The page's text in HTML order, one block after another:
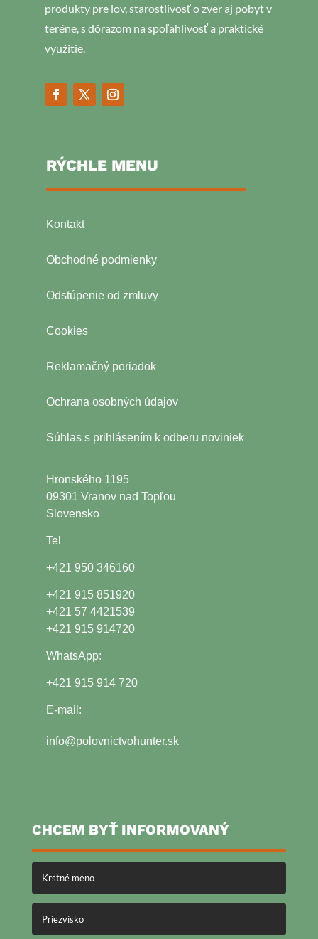
produkty pre lov, starostlivosť o zver aj pobyt v
teréne, s dôrazom na spoľahlivosť a praktické
využitie.
RÝCHLE MENU
Kontakt
Obchodné podmienky
Odstúpenie od zmluvy
Cookies
Reklamačný poriadok
Ochrana osobných údajov
Súhlas s prihlásením k odberu noviniek
Hronského 1195
09301 Vranov nad Topľou
Slovensko
Tel
+421 950 346160
+421 915 851920
+421 57 4421539
+421 915 914720
WhatsApp:
+421 915 914 720
E-mail:
info@polovnictvohunter.sk
CHCEM BYŤ INFORMOVANÝ